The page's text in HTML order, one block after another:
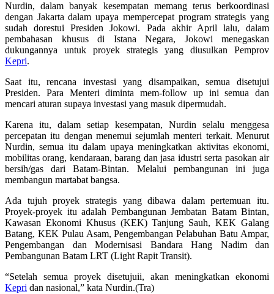
Nurdin, dalam banyak kesempatan memang terus berkoordinasi
dengan Jakarta dalam upaya mempercepat program strategis yang
sudah dorestui Presiden Jokowi. Pada akhir April lalu, dalam
pembahasan khusus di Istana Negara, Jokowi menegaskan
dukungannya untuk proyek strategis yang diusulkan Pemprov
Kepri.
Saat itu, rencana investasi yang disampaikan, semua disetujui
Presiden. Para Menteri diminta mem-follow up ini semua dan
mencari aturan supaya investasi yang masuk dipermudah.
Karena itu, dalam setiap kesempatan, Nurdin selalu menggesa
percepatan itu dengan menemui sejumlah menteri terkait. Menurut
Nurdin, semua itu dalam upaya meningkatkan aktivitas ekonomi,
mobilitas orang, kendaraan, barang dan jasa idustri serta pasokan air
bersih/gas dari Batam-Bintan. Melalui pembangunan ini juga
membangun martabat bangsa.
Ada tujuh proyek strategis yang dibawa dalam pertemuan itu.
Proyek-proyek itu adalah Pembangunan Jembatan Batam Bintan,
Kawasan Ekonomi Khusus (KEK) Tanjung Sauh, KEK Galang
Batang, KEK Pulau Asam, Pengembangan Pelabuhan Batu Ampar,
Pengembangan dan Modernisasi Bandara Hang Nadim dan
Pembangunan Batam LRT (Light Rapit Transit).
“Setelah semua proyek disetujuii, akan meningkatkan ekonomi
Kepri dan nasional,” kata Nurdin.(Tra)